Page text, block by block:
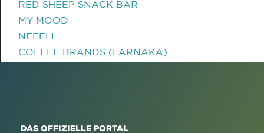
RED SHEEP SNACK BAR
MY MOOD
NEFELI
COFFEE BRANDS (LARNAKA)
DAS OFFIZIELLE PORTAL